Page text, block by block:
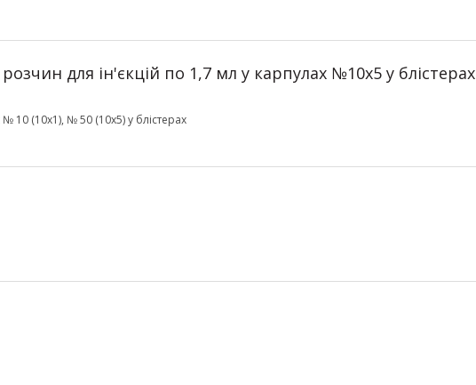
розчин для ін'єкцій по 1,7 мл у карпулах №10х5 у блістерах
10 (10х1), № 50 (10х5) у блістерах